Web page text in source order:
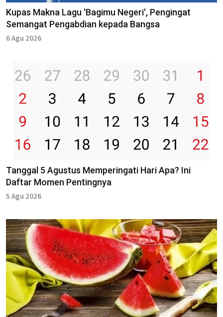
Kupas Makna Lagu 'Bagimu Negeri', Pengingat
Semangat Pengabdian kepada Bangsa
6 Agu 2026
Tanggal 5 Agustus Memperingati Hari Apa? Ini
Daftar Momen Pentingnya
5 Agu 2026